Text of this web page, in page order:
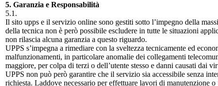
5. Garanzia e Responsabilità
5.1.
Il sito upps e il servizio online sono gestiti sotto l’impegno della
della tecnica non è però possibile escludere in tutte le situazioni
non rilascia alcuna garanzia a questo riguardo.
UPPS s’impegna a rimediare con la sveltezza tecnicamente ed
malfunzionamenti, in particolare anomalie dei collegamenti
maggiore, per colpa di terzi o dell’utente stesso e danni causati dai
UPPS non può però garantire che il servizio sia accessibile senza
richiesta. Laddove necessario per effettuare lavori di manutenzione